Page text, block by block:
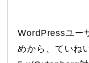
WordPressユー
めから、ていね